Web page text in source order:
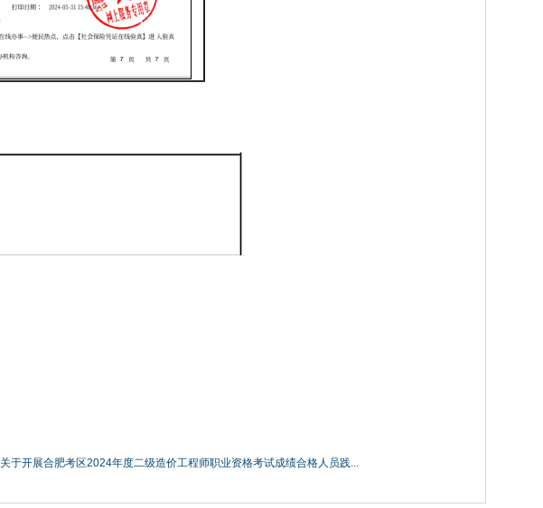
关于开展合肥考区2024年度二级造价工程师职业资格考试成绩合格人员践...